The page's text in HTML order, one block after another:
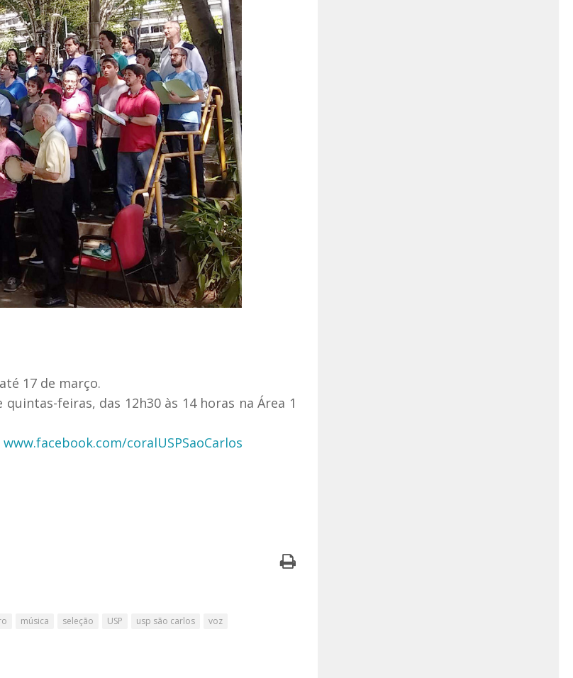
17 de março.
feiras, das 12h30 às 14 horas na Área 1
www.facebook.com/coralUSPSaoCarlos
música seleção USP usp são carlos voz